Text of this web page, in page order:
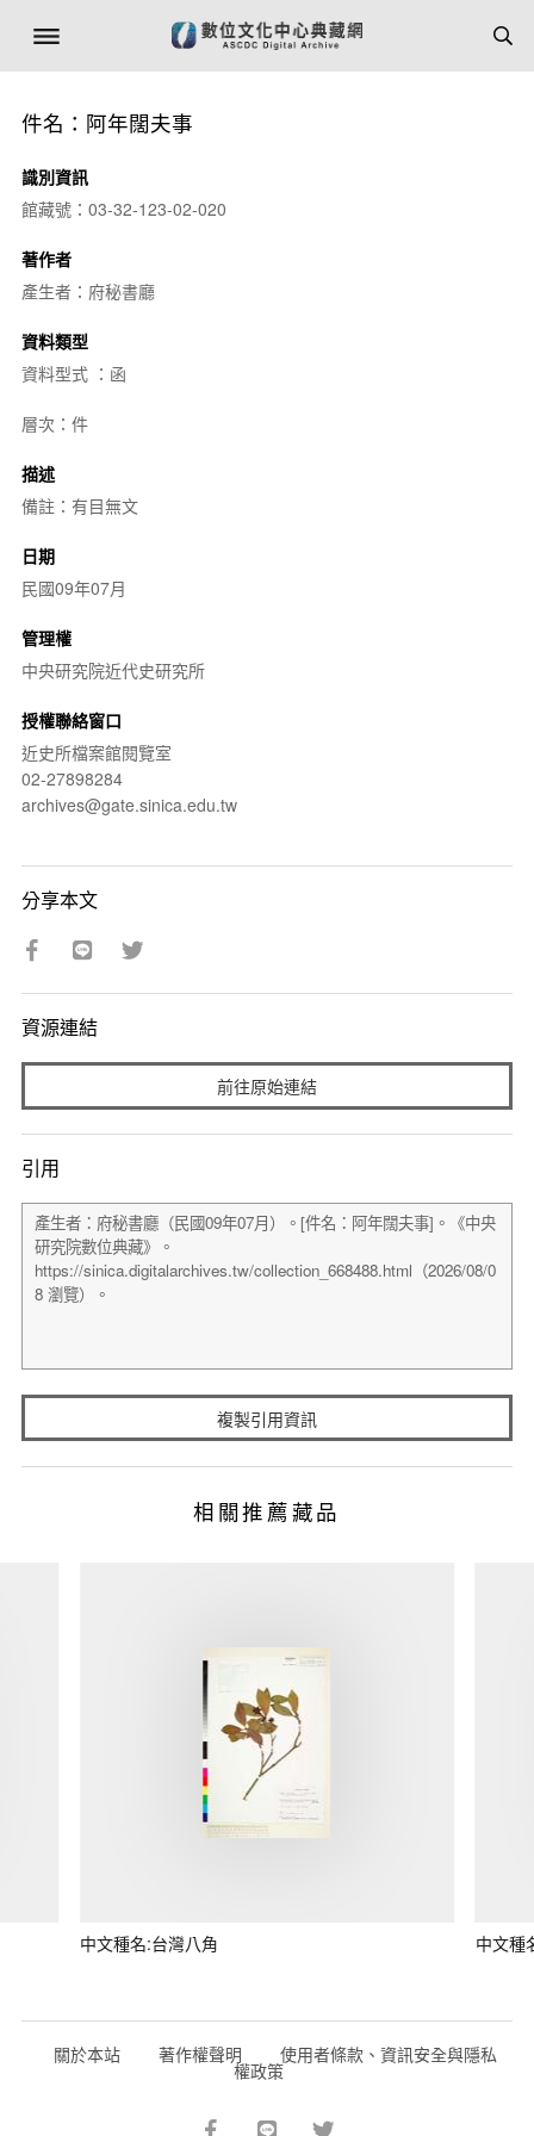
件名：阿年闊夫事
識別資訊
館藏號：03-32-123-02-020
著作者
產生者：府秘書廳
資料類型
資料型式 ：函
層次：件
描述
備註：有目無文
日期
民國09年07月
管理權
中央研究院近代史研究所
授權聯絡窗口
近史所檔案館閱覽室
02-27898284
archives@gate.sinica.edu.tw
分享本文
資源連結
前往原始連結
引用
複製引用資訊
相關推薦藏品
中文種名:台灣八角 中文種
關於本站 著作權聲明 使用者條款、資訊安全與隱私
權政策